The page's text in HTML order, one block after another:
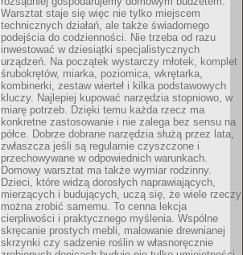
Warsztat staje się więc nie tylko miejscem
technicznych działań, ale także świadomego
podejścia do codzienności. Nie trzeba od razu
inwestować w dziesiątki specjalistycznych
urządzeń. Na początek wystarczy młotek, komplet
śrubokrętów, miarka, poziomica, wkrętarka,
kombinerki, zestaw wierteł i kilka podstawowych
kluczy. Najlepiej kupować narzędzia stopniowo, w
miarę potrzeb. Dzięki temu każda rzecz ma
konkretne zastosowanie i nie zalega bez sensu na
półce. Dobrze dobrane narzędzia służą przez lata,
zwłaszcza jeśli są regularnie czyszczone i
przechowywane w odpowiednich warunkach.
Domowy warsztat ma także wymiar rodzinny.
Dzieci, które widzą dorosłych naprawiających,
mierzących i budujących, uczą się, że wiele rzeczy
można zrobić samemu. To cenna lekcja
cierpliwości i praktycznego myślenia. Wspólne
skręcanie prostych mebli, malowanie drewnianej
skrzynki czy sadzenie roślin w własnoręcznie